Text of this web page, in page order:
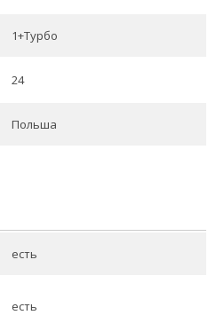
1+Турбо
24
Польша
есть
есть